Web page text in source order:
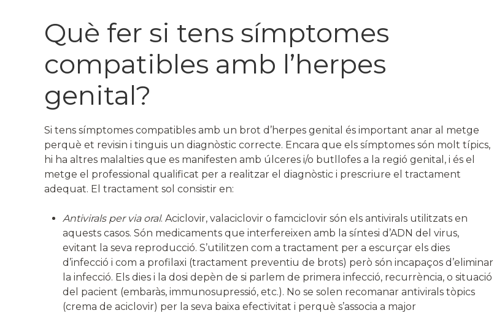
Què fer si tens símptomes
compatibles amb l’herpes
genital?
Si tens símptomes compatibles amb un brot d’herpes genital és important anar al metge
perquè et revisin i tinguis un diagnòstic correcte. Encara que els símptomes són molt típics,
hi ha altres malalties que es manifesten amb úlceres i/o butllofes a la regió genital, i és el
metge el professional qualificat per a realitzar el diagnòstic i prescriure el tractament
adequat. El tractament sol consistir en:
Antivirals per via oral. Aciclovir, valaciclovir o famciclovir són els antivirals utilitzats en
aquests casos. Són medicaments que interfereixen amb la síntesi d’ADN del virus,
evitant la seva reproducció. S’utilitzen com a tractament per a escurçar els dies
d’infecció i com a profilaxi (tractament preventiu de brots) però són incapaços d’eliminar
la infecció. Els dies i la dosi depèn de si parlem de primera infecció, recurrència, o situació
del pacient (embaràs, immunosupressió, etc.). No se solen recomanar antivirals tòpics
(crema de aciclovir) per la seva baixa efectivitat i perquè s’associa a major